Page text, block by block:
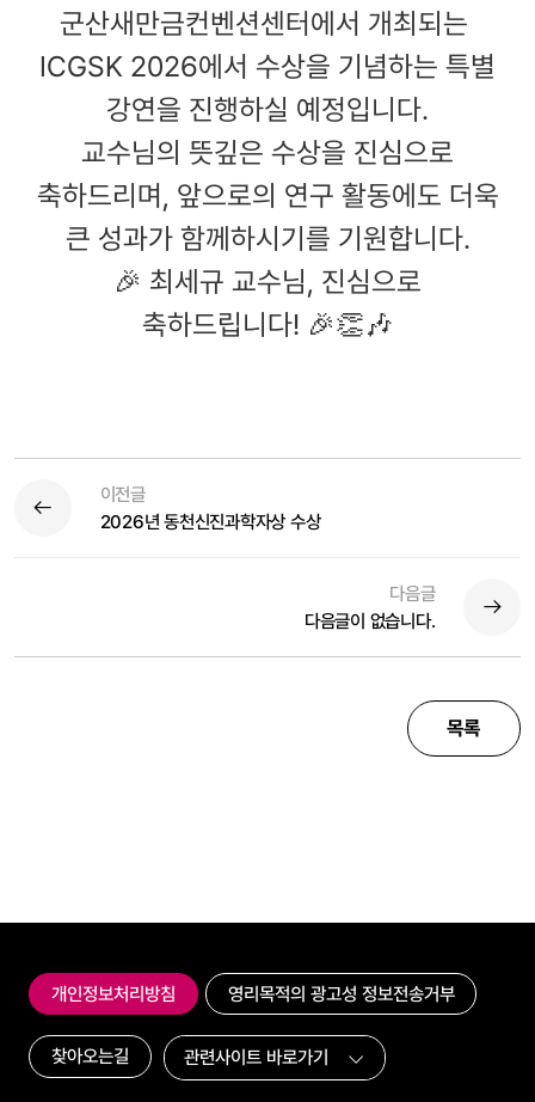
군산새만금컨벤션센터에서 개최되는
ICGSK 2026에서 수상을 기념하는 특별
강연을 진행하실 예정입니다.
교수님의 뜻깊은 수상을 진심으로
축하드리며, 앞으로의 연구 활동에도 더욱
큰 성과가 함께하시기를 기원합니다.
🎉 최세규 교수님, 진심으로
축하드립니다! 🎉👏🎶
이전글
2026년 동천신진과학자상 수상
다음글
다음글이 없습니다.
목록
개인정보처리방침 영리목적의 광고성 정보전송거부
찾아오는길